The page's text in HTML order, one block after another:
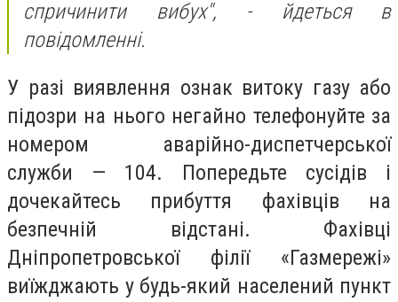
спричинити вибух", - йдеться в
повідомленні.
У разі виявлення ознак витоку газу або
підозри на нього негайно телефонуйте за
номером аварійно-диспетчерської
служби — 104. Попередьте сусідів і
дочекайтесь прибуття фахівців на
безпечній відстані. Фахівці
Дніпропетровської філії «Газмережі»
виїжджають у будь-який населений пункт